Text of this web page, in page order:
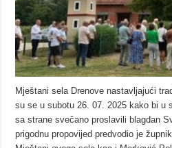
Mještani sela Drenove nastavljajući
su se u subotu 26. 07. 2025 kako bi u
sa strane svečano proslavili blagdan
prigodnu propovijed predvodio je